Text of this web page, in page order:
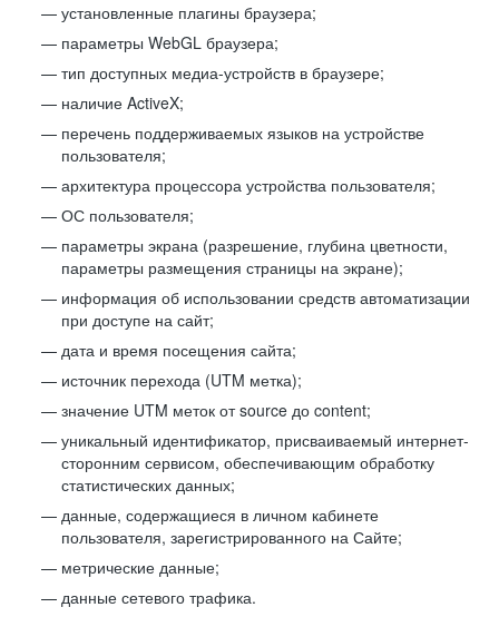
установленные плагины браузера;
параметры WebGL браузера;
тип доступных медиа-устройств в браузере;
наличие ActiveX;
перечень поддерживаемых языков на устройстве
пользователя;
архитектура процессора устройства пользователя;
ОС пользователя;
параметры экрана (разрешение, глубина цветности,
параметры размещения страницы на экране);
информация об использовании средств автоматизации
при доступе на сайт;
дата и время посещения сайта;
источник перехода (UTM метка);
значение UTM меток от source до content;
уникальный идентификатор, присваиваемый интернет-
сторонним сервисом, обеспечивающим обработку
статистических данных;
данные, содержащиеся в личном кабинете
пользователя, зарегистрированного на Сайте;
метрические данные;
данные сетевого трафика.